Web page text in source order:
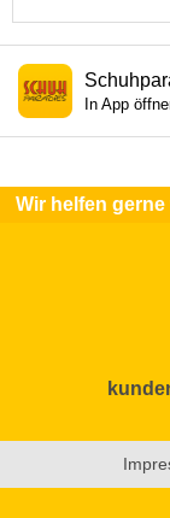
In App
Wir helfen gerne